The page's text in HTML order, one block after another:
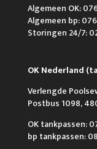
Algemeen OK:
Algemeen bp:
Storingen 24/7:
OK Nederland
Verlengde
Postbus 1098,
OK tankpassen:
bp tankpassen: